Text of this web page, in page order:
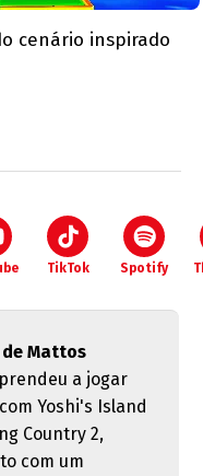
cenário inspirado
TikTok Spotify
Mattos
a jogar
Yoshi's Island
Country 2,
com um